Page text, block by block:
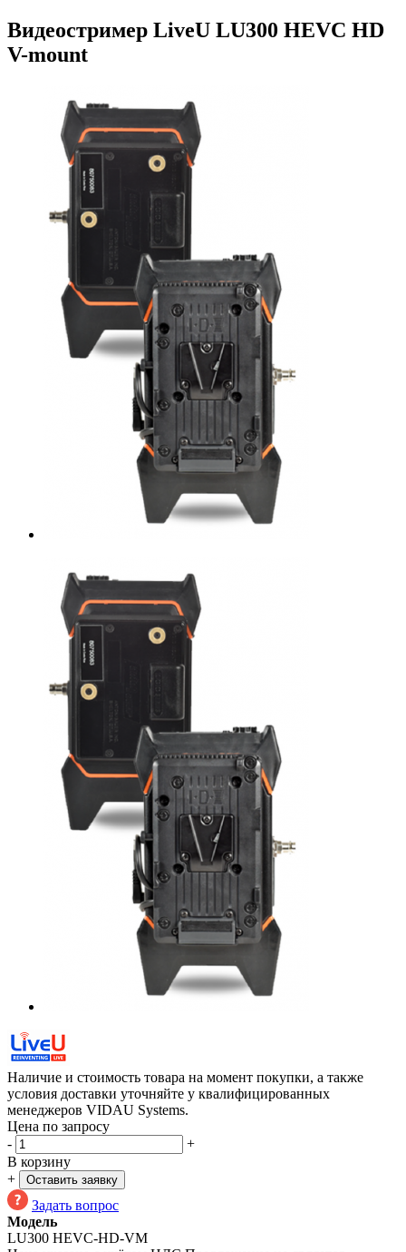
Видеостример LiveU LU300 НЕVC HD
V-mount
Наличие и стоимость товара на момент покупки, а также
условия доставки уточняйте у квалифицированных
менеджеров VIDAU Systems.
Цена по запросу
-
+
В корзину
+
Оставить заявку
Задать вопрос
Модель
LU300 НЕVC-HD-VM